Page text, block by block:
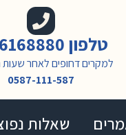
טלפון 04-6168880
למקרים דחופים לאחר
0587-111-587
שאלות